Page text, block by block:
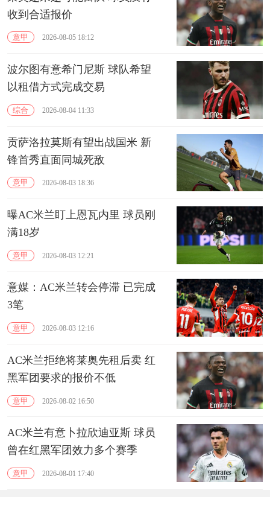
收到合适报价
意甲 2026-08-05 18:12
波尔图有意希门尼斯 球队希望
以租借方式完成交易
综合 2026-08-04 11:33
贡萨洛拉莫斯有望出战国米 新
锋首秀直面同城死敌
意甲 2026-08-03 18:36
曝AC米兰盯上恩瓦内里 球员刚
满18岁
意甲 2026-08-03 12:21
意媒：AC米兰转会停滞 已完成
3笔
意甲 2026-08-03 12:16
AC米兰拒绝将莱奥先租后卖 红
黑军团要求的报价不低
意甲 2026-08-02 16:50
AC米兰有意卜拉欣迪亚斯 球员
曾在红黑军团效力多个赛季
意甲 2026-08-01 17:40